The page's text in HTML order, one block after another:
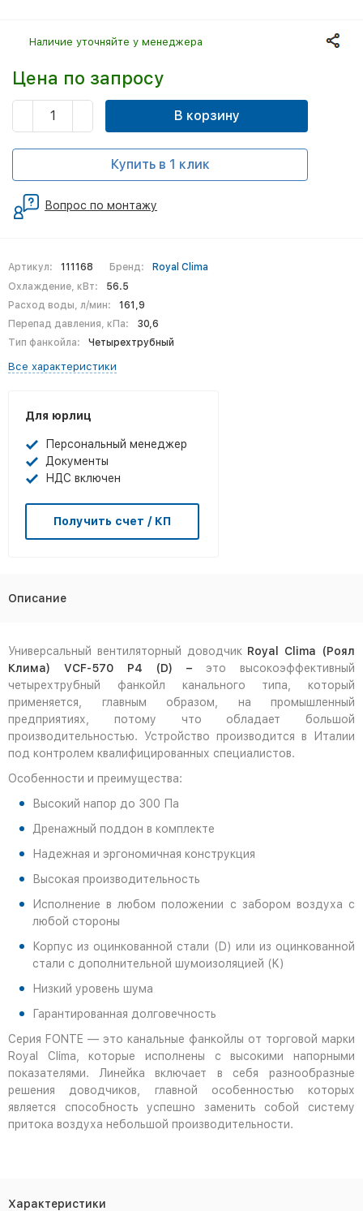
Артикул: 111168 Бренд:
Royal Clima
Охлаждение, кВт:
56.5
Расход воды, л/мин:
161,9
Перепад давления, кПа:
30,6
Тип фанкойла:
Четырехтрубный
Все характеристики
Для юрлиц
Персональный менеджер
Документы
НДС включен
Получить счет / КП
Наличие уточняйте у менеджера
Цена по запросу
В корзину
Купить в 1 клик
Вопрос по монтажу
Описание
Универсальный вентиляторный доводчик Royal Clima (Роял
Клима) VCF-570 P4 (D) –это высокоэффективный
четырехтрубный фанкойл канального типа, который
применяется, главным образом, на промышленный
предприятиях, потому что обладает большой
производительностью. Устройство производится в Италии
под контролем квалифицированных специалистов.
Особенности и преимущества:
Высокий напор до 300 Па
Дренажный поддон в комплекте
Надежная и эргономичная конструкция
Высокая производительность
Исполнение в любом положении с забором воздуха с
любой стороны
Корпус из оцинкованной стали (D) или из оцинкованной
стали с дополнительной шумоизоляцией (K)
Низкий уровень шума
Гарантированная долговечность
Серия FONTE — это канальные фанкойлы от торговой марки
Royal Clima, которые исполнены с высокими напорными
показателями. Линейка включает в себя разнообразные
решения доводчиков, главной особенностью которых
является способность успешно заменить собой систему
притока воздуха небольшой производительности.
Характеристики